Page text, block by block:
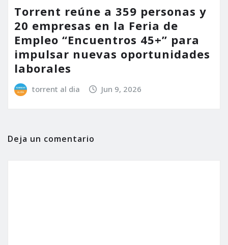
Torrent reúne a 359 personas y
20 empresas en la Feria de
Empleo “Encuentros 45+” para
impulsar nuevas oportunidades
laborales
torrent al dia Jun 9, 2026
Deja un comentario